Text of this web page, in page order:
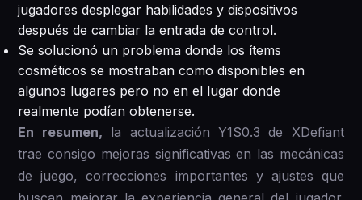
jugadores desplegar habilidades y dispositivos
después de cambiar la entrada de control.
Se solucionó un problema donde los ítems
cosméticos se mostraban como disponibles en
algunos lugares pero no en el lugar donde
realmente podían obtenerse.
En resumen, la actualización Y1S0.3 de XDefiant
trae consigo mejoras significativas en las mecánicas
de juego, correcciones importantes y ajustes que